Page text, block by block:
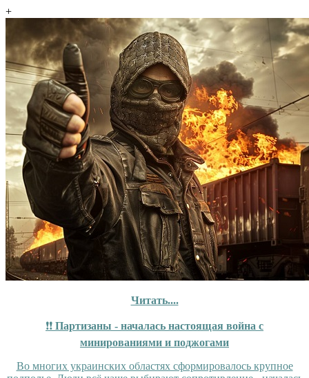
+
Читать....
❗❗ Партизаны - началась настоящая война с
минированиями и поджогами
Во многих украинских областях сформировалось крупное